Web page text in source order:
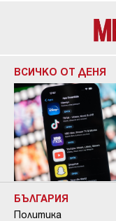
ВСИЧКО ОТ ДЕНЯ
БЪЛГАРИЯ
Политика